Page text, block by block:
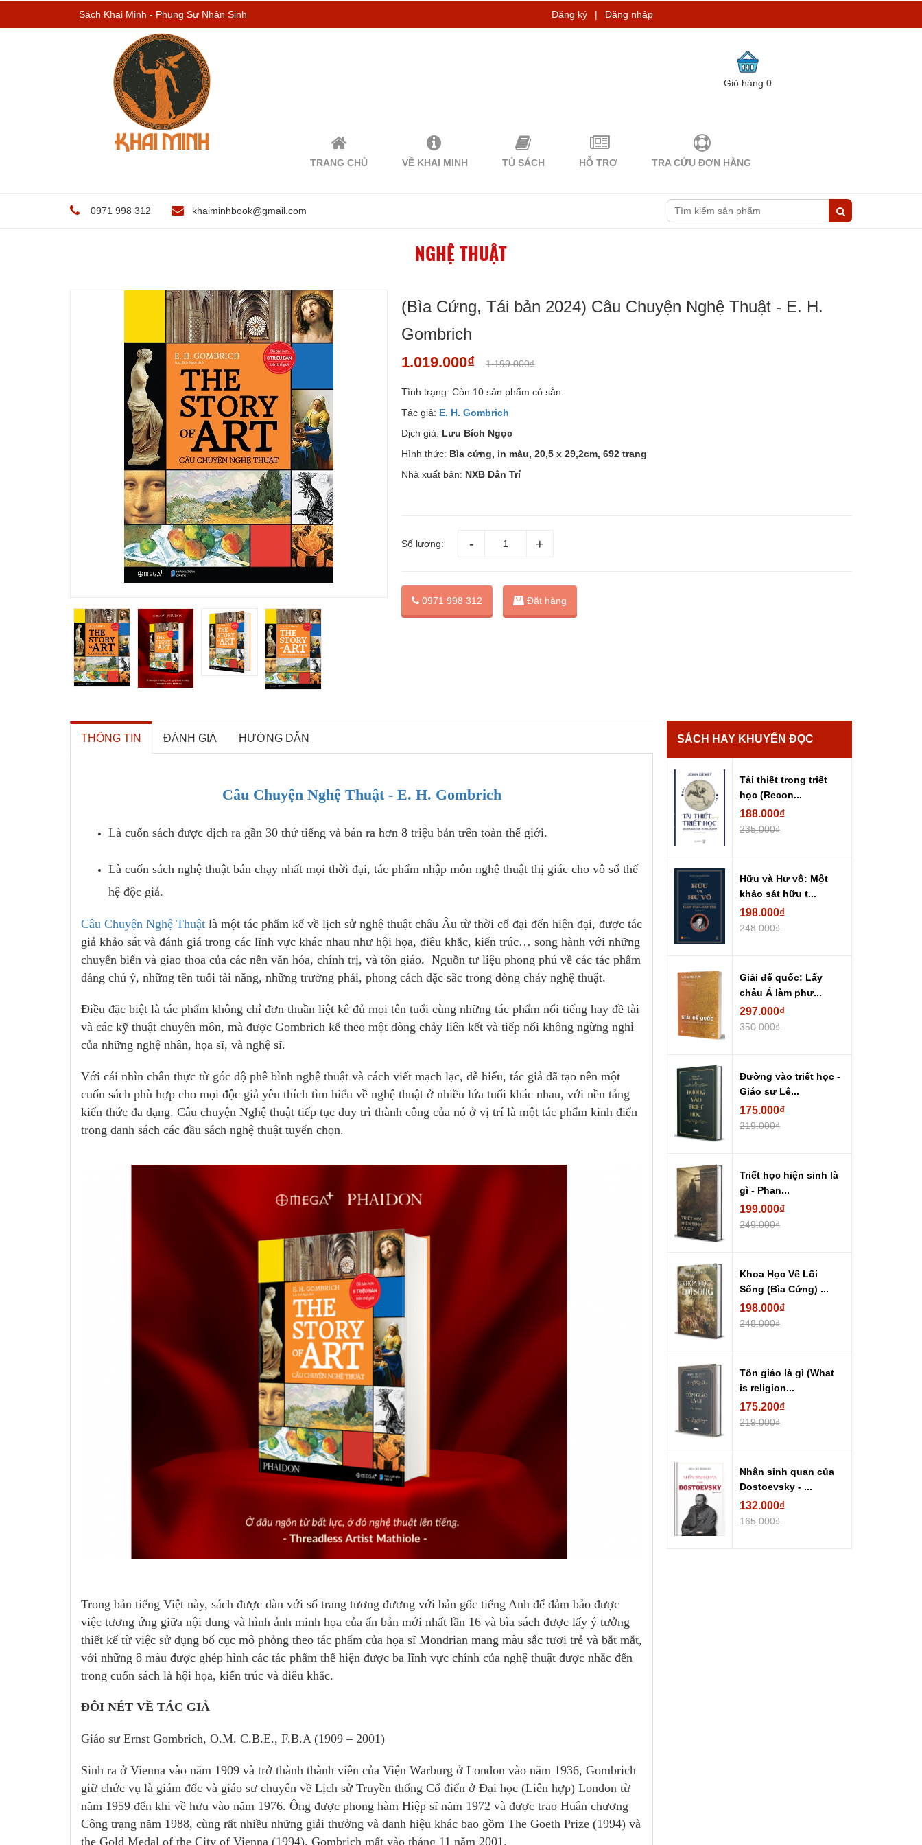
Sách Khai Minh - Phụng Sự Nhân Sinh Đăng ký | Đăng nhập
Giỏ hàng0
TRANG CHỦ VỀ KHAI MINH TỦ SÁCH HỖ TRỢ TRA CỨU ĐƠN HÀNG
0971 998 312 khaiminhbook@gmail.com
NGHỆ THUẬT
(Bìa Cứng, Tái bản 2024) Câu Chuyện Nghệ Thuật - E. H.
Gombrich
1.019.000₫ 1.199.000₫
Tình trạng: Còn 10 sản phẩm có sẵn.
Tác giả: E. H. Gombrich
Dịch giả: Lưu Bích Ngọc
Hình thức: Bìa cứng, in màu, 20,5 x 29,2cm, 692 trang
Nhà xuất bản: NXB Dân Trí
Số lượng:
0971 998 312 Đặt hàng
THÔNG TIN ĐÁNH GIÁ HƯỚNG DẪN
Câu Chuyện Nghệ Thuật - E. H. Gombrich
Là cuốn sách được dịch ra gần 30 thứ tiếng và bán ra hơn 8 triệu bản trên toàn thế giới.
Là cuốn sách nghệ thuật bán chạy nhất mọi thời đại, tác phẩm nhập môn nghệ thuật thị giác cho vô số thế
hệ độc giả.
Câu Chuyện Nghệ Thuật là một tác phẩm kể về lịch sử nghệ thuật châu Âu từ thời cổ đại đến hiện đại, được tác
giả khảo sát và đánh giá trong các lĩnh vực khác nhau như hội họa, điêu khắc, kiến trúc… song hành với những
chuyển biến và giao thoa của các nền văn hóa, chính trị, và tôn giáo. Nguồn tư liệu phong phú về các tác phẩm
đáng chú ý, những tên tuổi tài năng, những trường phái, phong cách đặc sắc trong dòng chảy nghệ thuật.
Điều đặc biệt là tác phẩm không chỉ đơn thuần liệt kê đủ mọi tên tuổi cùng những tác phẩm nổi tiếng hay đề tài
và các kỹ thuật chuyên môn, mà được Gombrich kể theo một dòng chảy liên kết và tiếp nối không ngừng nghỉ
của những nghệ nhân, họa sĩ, và nghệ sĩ.
Với cái nhìn chân thực từ góc độ phê bình nghệ thuật và cách viết mạch lạc, dễ hiểu, tác giả đã tạo nên một
cuốn sách phù hợp cho mọi độc giả yêu thích tìm hiểu về nghệ thuật ở nhiều lứa tuổi khác nhau, với nền tảng
kiến thức đa dạng. Câu chuyện Nghệ thuật tiếp tục duy trì thành công của nó ở vị trí là một tác phẩm kinh điển
trong danh sách các đầu sách nghệ thuật tuyển chọn.
Trong bản tiếng Việt này, sách được dàn với số trang tương đương với bản gốc tiếng Anh để đảm bảo được
việc tương ứng giữa nội dung và hình ảnh minh họa của ấn bản mới nhất lần 16 và bìa sách được lấy ý tưởng
thiết kế từ việc sử dụng bố cục mô phỏng theo tác phẩm của họa sĩ Mondrian mang màu sắc tươi trẻ và bắt mắt,
với những ô màu được ghép hình các tác phẩm thể hiện được ba lĩnh vực chính của nghệ thuật được nhắc đến
trong cuốn sách là hội họa, kiến trúc và điêu khắc.
ĐÔI NÉT VỀ TÁC GIẢ
Giáo sư Ernst Gombrich, O.M. C.B.E., F.B.A (1909 – 2001)
Sinh ra ở Vienna vào năm 1909 và trở thành thành viên của Viện Warburg ở London vào năm 1936, Gombrich
giữ chức vụ là giám đốc và giáo sư chuyên về Lịch sử Truyền thống Cổ điển ở Đại học (Liên hợp) London từ
năm 1959 đến khi về hưu vào năm 1976. Ông được phong hàm Hiệp sĩ năm 1972 và được trao Huân chương
Công trạng năm 1988, cùng rất nhiều những giải thưởng và danh hiệu khác bao gồm The Goeth Prize (1994) và
the Gold Medal of the City of Vienna (1994). Gombrich mất vào tháng 11 năm 2001.
SÁCH HAY KHUYẾN ĐỌC
Tái thiết trong triết
học (Recon...
188.000₫
235.000₫
Hữu và Hư vô: Một
khảo sát hữu t...
198.000₫
248.000₫
Giải đế quốc: Lấy
châu Á làm phư...
297.000₫
350.000₫
Đường vào triết học -
Giáo sư Lê...
175.000₫
219.000₫
Triết học hiện sinh là
gì - Phan...
199.000₫
249.000₫
Khoa Học Về Lối
Sống (Bìa Cứng) ...
198.000₫
248.000₫
Tôn giáo là gì (What
is religion...
175.200₫
219.000₫
Nhân sinh quan của
Dostoevsky - ...
132.000₫
165.000₫